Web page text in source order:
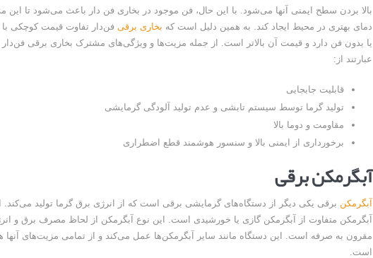
بالا بردن سطح ایمنی آنها می‌شود. با این حال، فن موجود در بخاری فن دار باعث می‌شود تا این
دمای بهتری در محیط ایجاد کند. به همین دلیل است که بخاری برقی فن‌دار تفاوت قیمت کوچکی
یا بدون فن دارد و قیمت آن بالاتر است. از جمله مزیت‌ها و ویژگی‌های مشترک بخاری برقی
عبارتند از:
قابلیت جابجایی
تولید گرما توسط سیستم تابشی و عدم تولید آلودگی گرمایشی
مقاومت و دوما بالا
برخورداری از ایمنی بالا و سنسور هوشمند قطع اضطراری
آبگرمکن برقی
آبگرمکن برقی یکی دیگر از دستگاه‌های گرمایشی برقی است که از انرژی برق گرما تولید می‌کند.
آبگرمکن متفاوت از آبگرمکن گازی یا خورشیدی است. این نوع آبگرمکن از لحاظ مصرف برق و
مقرون به صرفه است. این دستگاه مانند سایر آبگرمکن‌ها عمل می‌کند و از تمامی مزیت‌های آنها
است.